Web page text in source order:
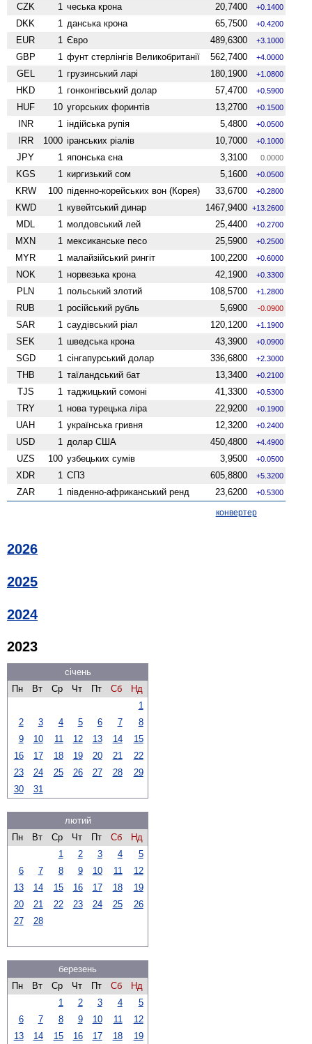
CZK 1 чеська крона 20,7400 +0.1400
DKK 1 данська крона 65,7500 +0.4200
EUR 1 Євро 489,6300 +3.1000
GBP 1 фунт стерлінгів Велико­британії 562,7400 +4.0000
GEL 1 грузинський ларі 180,1900 +1.0800
HKD 1 гонконгівський долар 57,4700 +0.5900
HUF 10 угорських форинтів 13,2700 +0.1500
INR 1 індійська рупія 5,4800 +0.0500
IRR 1000 іранських ріалів 10,7000 +0.1000
JPY 1 японська єна 3,3100 0.0000
KGS 1 киргизький сом 5,1600 +0.0500
KRW 100 піденно-корейських вон (Корея) 33,6700 +0.2800
KWD 1 кувейтський динар 1467,9400 +13.2600
MDL 1 молдовський лей 25,4400 +0.2700
MXN 1 мексиканське песо 25,5900 +0.2500
MYR 1 малайзійський рингіт 100,2200 +0.6000
NOK 1 норвезька крона 42,1900 +0.3300
PLN 1 польський злотий 108,5700 +1.2800
RUB 1 російський рубль 5,6900 -0.0900
SAR 1 саудівський ріал 120,1200 +1.1900
SEK 1 шведська крона 43,3900 +0.0900
SGD 1 сінгапурський долар 336,6800 +2.3000
THB 1 таїландський бат 13,3400 +0.2100
TJS 1 таджицький сомоні 41,3300 +0.5300
TRY 1 нова турецька ліра 22,9200 +0.1900
UAH 1 українська гривня 12,3200 +0.2400
USD 1 долар США 450,4800 +4.4900
UZS 100 узбецьких сумів 3,9500 +0.0500
XDR 1 СПЗ 605,8800 +5.3200
ZAR 1 південно-африканський ренд 23,6200 +0.5300
конвертер
2026
2025
2024
2023
січень
Пн
Вт Ср Чт Пт Сб
Нд
1
2
3 4 5 6 7
8
9
10 11 12 13 14
15
16
17 18 19 20 21
22
23
24 25 26 27 28
29
30
31
лютий
Пн
Вт Ср Чт Пт Сб
Нд
1
2 3 4
5
6
7 8 9 10 11
12
13
14 15 16 17 18
19
20
21 22 23 24 25
26
27
28
березень
Пн
Вт Ср Чт Пт Сб
Нд
1
2 3 4
5
6
7 8 9 10 11
12
13
14 15 16 17 18 19